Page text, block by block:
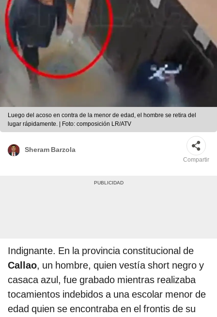
Luego del acoso en contra de la menor de edad, el hombre se retira del
lugar rápidamente. | Foto: composición LR/ATV
Sheram Barzola
Compartir
Indignante. En la provincia constitucional de
Callao, un hombre, quien vestía short negro y
casaca azul, fue grabado mientras realizaba
tocamientos indebidos a una escolar menor de
edad quien se encontraba en el frontis de su